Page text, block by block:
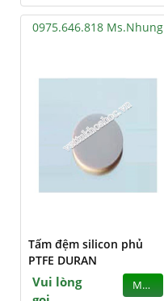
0975.646.818 Ms.Nhung
Tấm đệm silicon phủ
PTFE DURAN
Vui lòng
MUA